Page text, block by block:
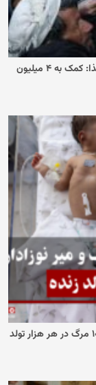
ادامه‌ی توقف کمک‌ها به افغانستان؛ برنامه‌ی جهانی غذا: کمک به ۴ میلیون
افغانستان در صدر آمار جهانی مرگ و میر نوزادان؛ ۱۰۳ مرگ در هر هزار تولد